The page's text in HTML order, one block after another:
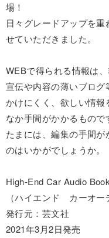
場！
日々グレードアップを
せていただきました。
WEBで得られる情報は
宣伝や内容の薄いブロ
かけにくく、欲しい情
なか手間がかかるもので
たまには、編集の手間
のはいかがでしょうか。
High-End Car Audio Book
（ハイエンド カーオー
発行元：芸文社
2021年3月2日発売